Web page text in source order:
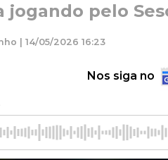
jogando pelo
| 14/05/2026 16:23
Nos siga no